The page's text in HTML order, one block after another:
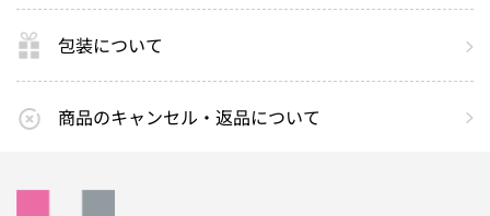
包装について
商品のキャンセル・返品について